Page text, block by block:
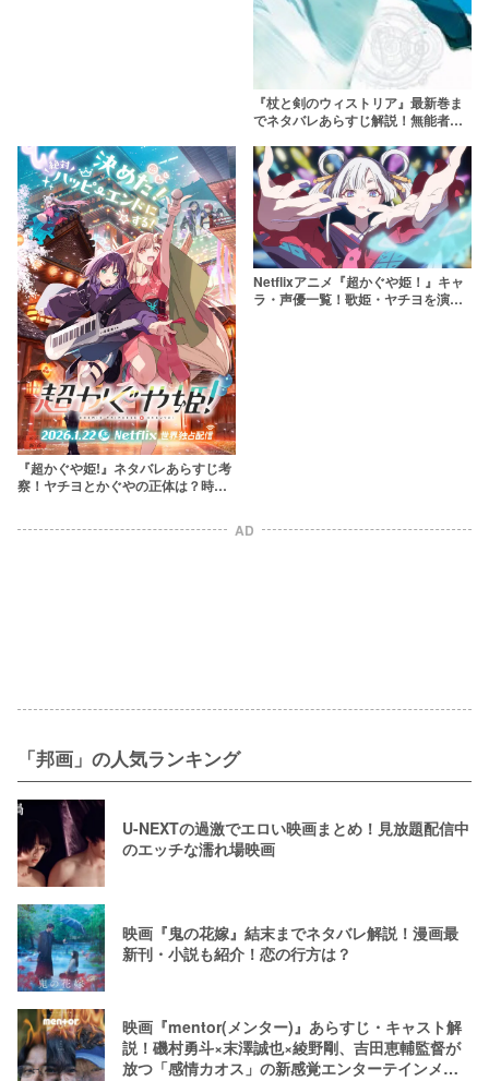
『杖と剣のウィストリア』最新巻ま
でネタバレあらすじ解説！無能者ウ
体に迫る
『超かぐや姫!』ネタバレあらすじ考
察！ヤチヨとかぐやの正体は？時系
Netflixアニメ『超かぐや姫！』キャ
ラ・声優一覧！歌姫・ヤチヨを演じ
AD
「邦画」の人気ランキング
U-NEXTの過激でエロい映画まとめ！見放題配信中
のエッチな濡れ場映画
映画『鬼の花嫁』結末までネタバレ解説！漫画最
新刊・小説も紹介！恋の行方は？
映画『mentor(メンター)』あらすじ・キャスト解
説！磯村勇斗×末澤誠也×綾野剛、吉田恵輔監督が
放つ「感情カオス」の新感覚エンターテインメン